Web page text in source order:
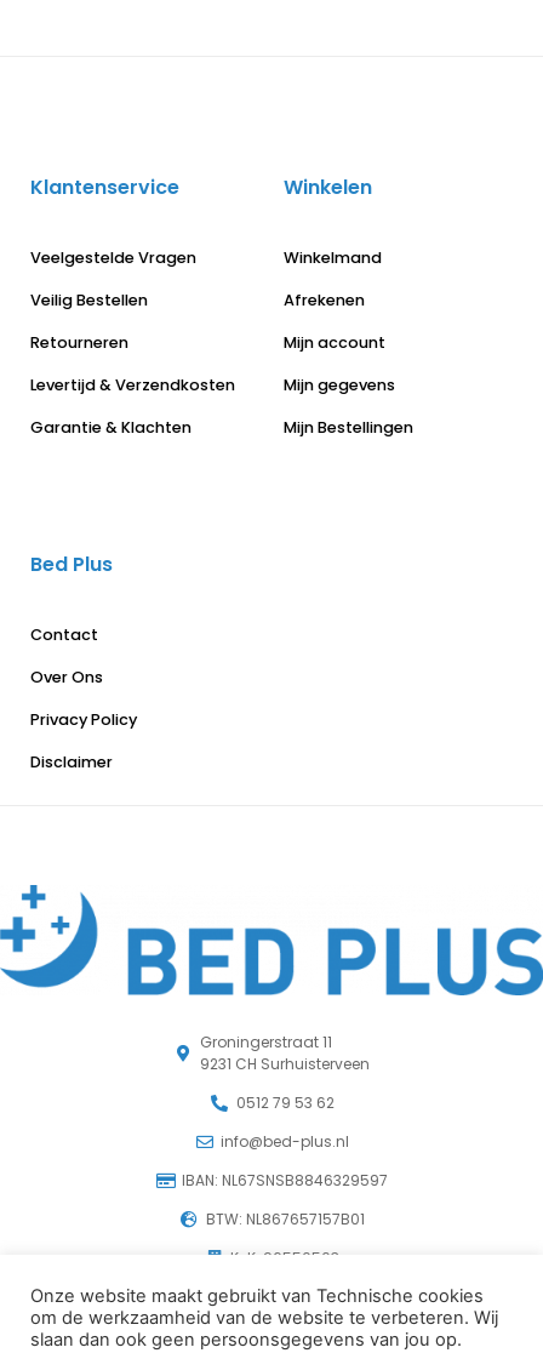
Groningerstraat 11
9231 CH Surhuisterveen
0512 79 53 62
info@bed-plus.nl
IBAN: NL67SNSB8846329597
BTW: NL867657157B01
KvK: 96550503
Klantenservice
Veelgestelde Vragen
Veilig Bestellen
Retourneren
Levertijd & Verzendkosten
Garantie & Klachten
Winkelen
Winkelmand
Afrekenen
Mijn account
Mijn gegevens
Mijn Bestellingen
Bed Plus
Contact
Over Ons
Privacy Policy
Disclaimer
© 2026 Beddenspeciaalzaak Bedplus in Surhuisterveen
Onze website maakt gebruikt van Technische cookies
om de werkzaamheid van de website te verbeteren. Wij
slaan dan ook geen persoonsgegevens van jou op.